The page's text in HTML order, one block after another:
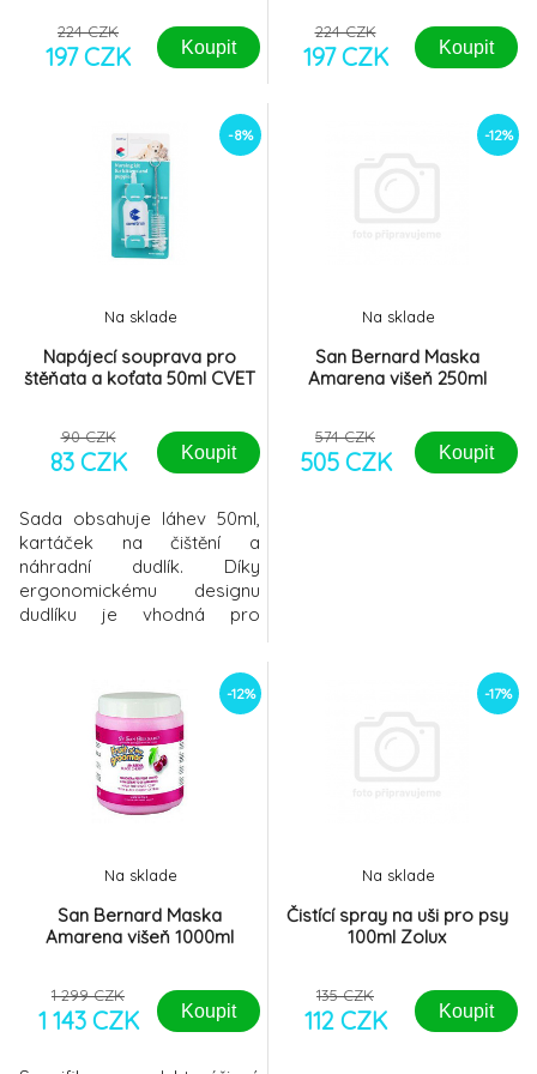
224 CZK
197 CZK Koupit
224 CZK
197 CZK Koupit
-8%
Napájecí souprava pro
štěňata a koťata 50ml CVET
Na sklade
90 CZK
83 CZK Koupit
Sada obsahuje láhev 50ml,
kartáček na čištění a
náhradní dudlík. Díky
ergonomickému designu
dudlíku je vhodná pro
díky tomu lze láhev ideálně
vyčistit kartáčkem.
-12%
San Bernard Maska
Amarena višeň 250ml
Na sklade
574 CZK
505 CZK Koupit
-12%
San Bernard Maska
Amarena višeň 1000ml
Na sklade
1 299 CZK
1 143 CZK Koupit
-17%
Čistící spray na uši pro psy
100ml Zolux
Na sklade
135 CZK
112 CZK Koupit